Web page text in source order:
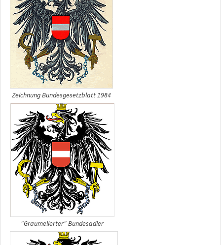
Zeichnung Bundesgesetzblatt 1984
"Graumelierter" Bundesadler